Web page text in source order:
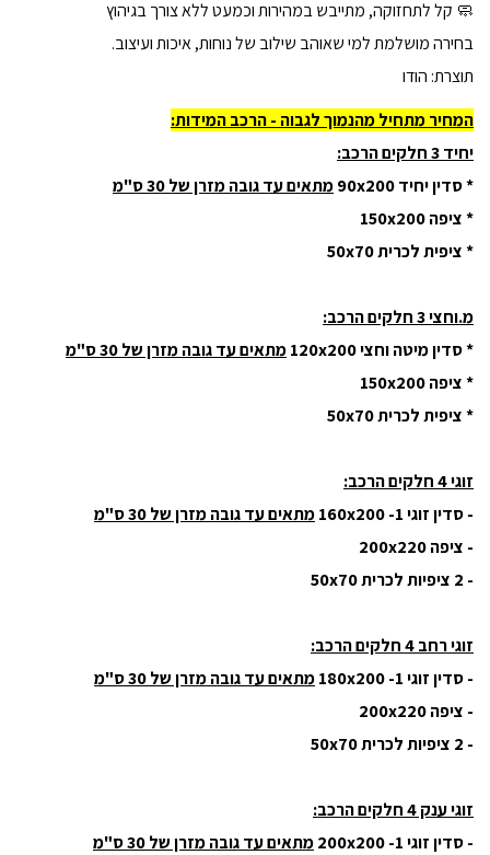
🧼 קל לתחזוקה, מתייבש במהירות וכמעט ללא צורך בגיהוץ
בחירה מושלמת למי שאוהב שילוב של נוחות, איכות ועיצוב.
תוצרת: הודו
המחיר מתחיל מהנמוך לגבוה - הרכב המידות:
יחיד 3 חלקים הרכב:
* סדין יחיד 90x200
מתאים עד גובה מזרן של 30 ס"מ
* ציפה 150x200
* ציפית לכרית 50x70
מ.וחצי 3 חלקים הרכב:
* סדין מיטה וחצי 120x200
מתאים עד גובה מזרן של 30 ס"מ
* ציפה 150x200
* ציפית לכרית 50x70
זוגי 4 חלקים הרכב:
- סדין זוגי 160x200 -1
מתאים עד גובה מזרן של 30 ס"מ
- ציפה 200x220
- 2 ציפיות לכרית 50x70
זוגי רחב 4 חלקים הרכב:
- סדין זוגי 180x200 -1
מתאים עד גובה מזרן של 30 ס"מ
- ציפה 200x220
- 2 ציפיות לכרית 50x70
זוגי ענק 4 חלקים הרכב:
- סדין זוגי 200x200 -1
מתאים עד גובה מזרן של 30 ס"מ